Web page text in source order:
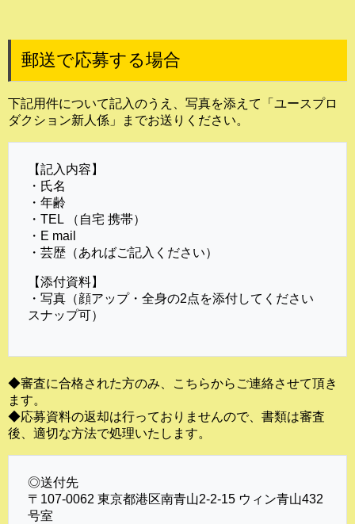
郵送で応募する場合
下記用件について記入のうえ、写真を添えて「ユースプロ
ダクション新人係」までお送りください。
【記入内容】
・氏名
・年齢
・TEL （自宅 携帯）
・E mail
・芸歴（あればご記入ください）
【添付資料】
・写真（顔アップ・全身の2点を添付してください
スナップ可）
◆審査に合格された方のみ、こちらからご連絡させて頂き
ます。
◆応募資料の返却は行っておりませんので、書類は審査
後、適切な方法で処理いたします。
◎送付先
〒107-0062 東京都港区南青山2-2-15 ウィン青山432
号室